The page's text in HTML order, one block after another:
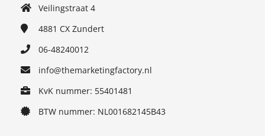
Veilingstraat 4
4881 CX Zundert
06-48240012
info@themarketingfactory.nl
KvK nummer: 55401481
BTW nummer: NL001682145B43